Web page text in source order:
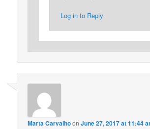
Log in to Reply
Marta CarvalhoonJune 27, 2017 at 11:44